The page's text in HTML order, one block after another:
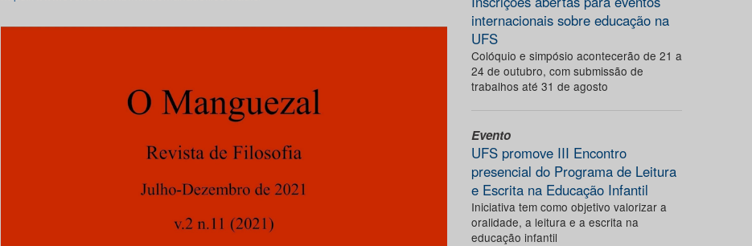
internacionais sobre educação na
UFS
Colóquio e simpósio acontecerão de 21 a
24 de outubro, com submissão de
trabalhos até 31 de agosto
Evento
UFS promove III Encontro
presencial do Programa de Leitura
e Escrita na Educação Infantil
Iniciativa tem como objetivo valorizar a
oralidade, a leitura e a escrita na
educação infantil